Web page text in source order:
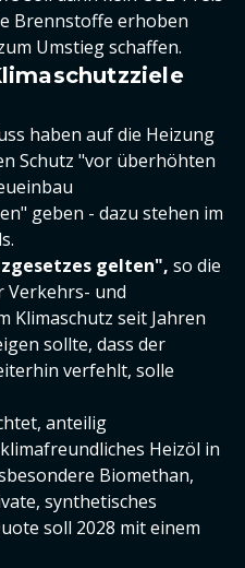
Brennstoffe erhoben
Umstieg schaffen.
haben auf die Heizung
Schutz "vor überhöhten
geben - dazu stehen im
gelten", so die
Verkehrs- und
Klimaschutz seit Jahren
sollte, dass der
verfehlt, solle
anteilig
Heizöl in
Biomethan,
synthetisches
soll 2028 mit einem